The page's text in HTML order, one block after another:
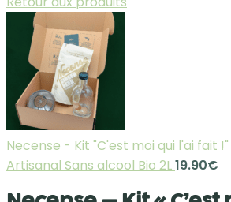
Necense - Kit "C'est moi qui l'ai fait
Artisanal Sans alcool Bio 2L19.90€